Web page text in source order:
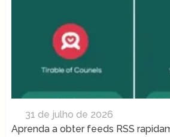
31 de julho de 2026
Aprenda a obter feeds RSS